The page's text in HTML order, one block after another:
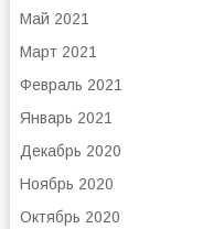
Май 2021
Март 2021
Февраль 2021
Январь 2021
Декабрь 2020
Ноябрь 2020
Октябрь 2020